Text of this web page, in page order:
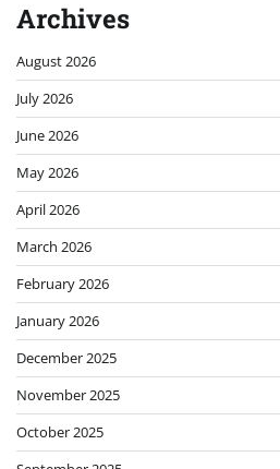
Archives
August 2026
July 2026
June 2026
May 2026
April 2026
March 2026
February 2026
January 2026
December 2025
November 2025
October 2025